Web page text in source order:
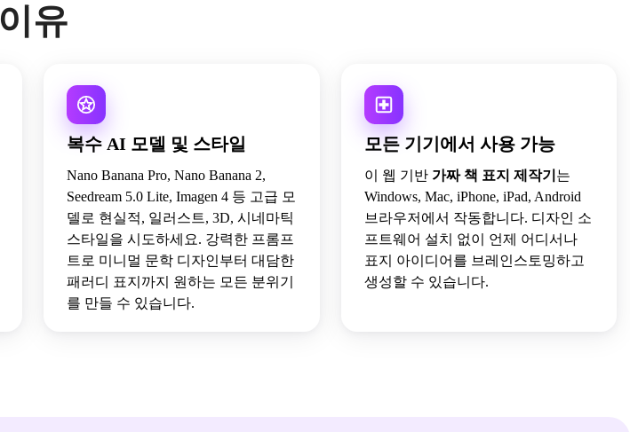
이유
복수 AI 모델 및 스타일
Nano Banana Pro, Nano Banana 2,
Seedream 5.0 Lite, Imagen 4 등 고급 모
델로 현실적, 일러스트, 3D, 시네마틱
스타일을 시도하세요. 강력한 프롬프
트로 미니멀 문학 디자인부터 대담한
패러디 표지까지 원하는 모든 분위기
를 만들 수 있습니다.
모든 기기에서 사용 가능
이 웹 기반 가짜 책 표지 제작기 는
Windows, Mac, iPhone, iPad, Android
브라우저에서 작동합니다. 디자인 소
프트웨어 설치 없이 언제 어디서나
표지 아이디어를 브레인스토밍하고
생성할 수 있습니다.